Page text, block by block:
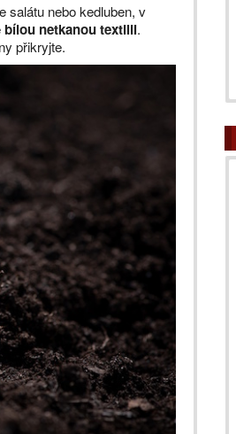
salátu nebo kedluben, v
bílou netkanou textilii.
přikryjte.